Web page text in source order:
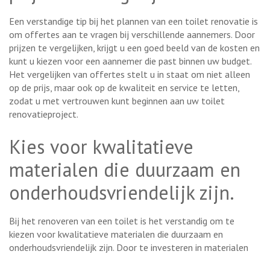
Een verstandige tip bij het plannen van een toilet renovatie is
om offertes aan te vragen bij verschillende aannemers. Door
prijzen te vergelijken, krijgt u een goed beeld van de kosten en
kunt u kiezen voor een aannemer die past binnen uw budget.
Het vergelijken van offertes stelt u in staat om niet alleen
op de prijs, maar ook op de kwaliteit en service te letten,
zodat u met vertrouwen kunt beginnen aan uw toilet
renovatieproject.
Kies voor kwalitatieve
materialen die duurzaam en
onderhoudsvriendelijk zijn.
Bij het renoveren van een toilet is het verstandig om te
kiezen voor kwalitatieve materialen die duurzaam en
onderhoudsvriendelijk zijn. Door te investeren in materialen